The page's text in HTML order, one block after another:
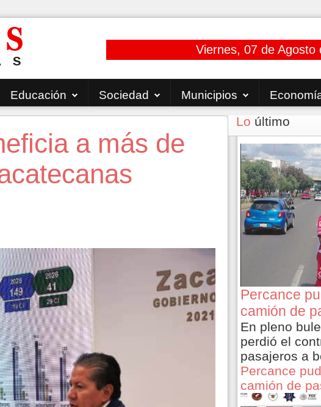
Viernes, 07 de Agosto
Educación Sociedad Municipios
a más de
Lo último
Percance
camión de
En pleno
perdió el
pasajeros a
Percance
camión de